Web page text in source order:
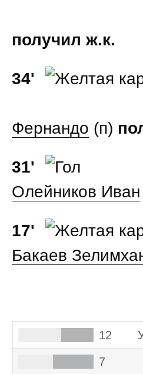
получил ж.к.
34'
Фернандо (п)
31'
Олейников Иван
17'
Бакаев
12
7